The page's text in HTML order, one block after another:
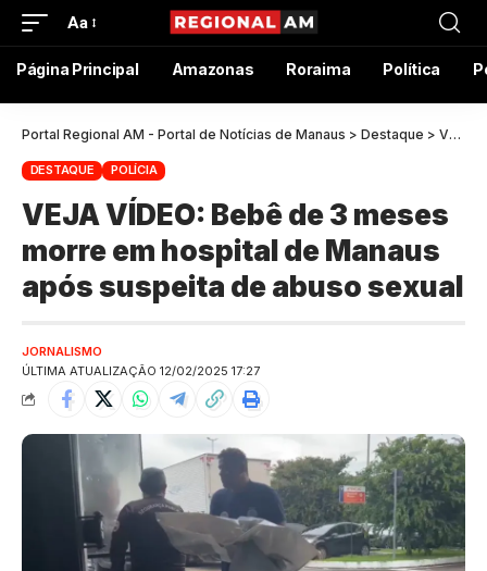
Aa
Página Principal Amazonas Roraima Política
Portal Regional AM - Portal de Notícias de Manaus > Destaque > VEJA VÍDEO: Bebê de 3 meses morre em hospital de Manaus após suspeita de abuso sexual
DESTAQUE POLÍCIA
VEJA VÍDEO: Bebê de 3 meses
morre em hospital de Manaus
após suspeita de abuso sexual
ÚLTIMA ATUALIZAÇÃO 12/02/2025 17:27
JORNALISMO